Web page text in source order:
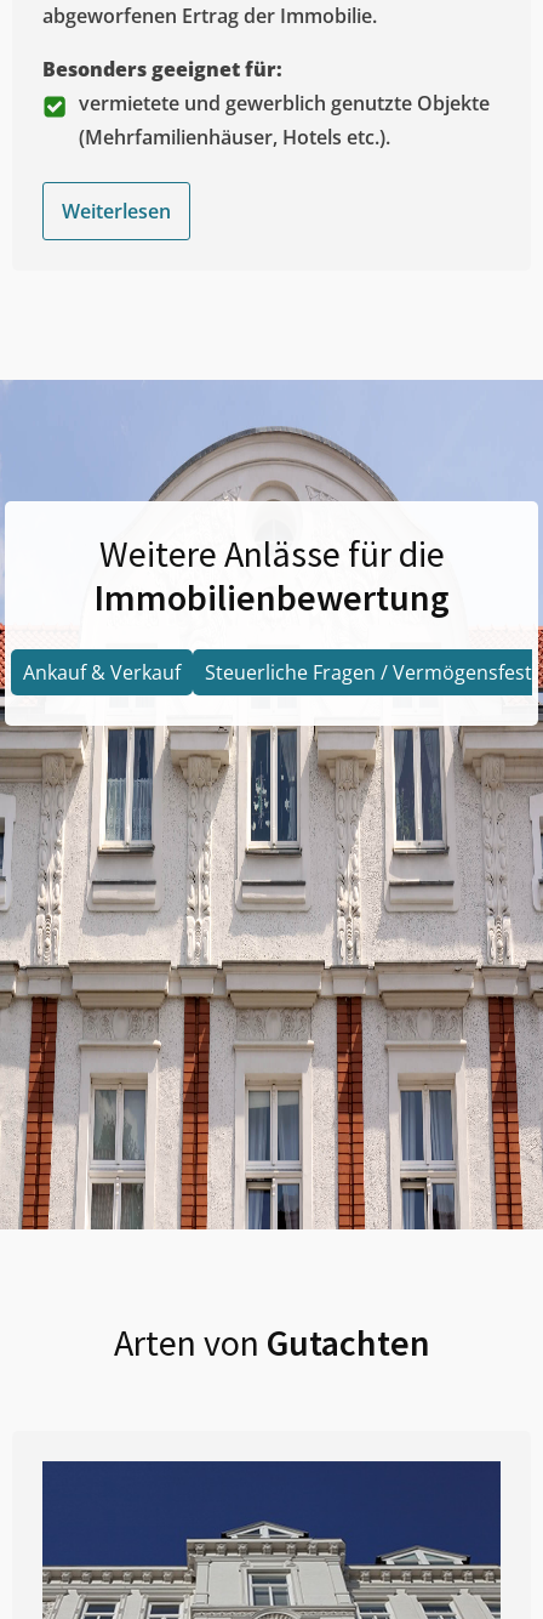
abgeworfenen Ertrag der Immobilie.
Besonders geeignet für:
vermietete und gewerblich genutzte Objekte
(Mehrfamilienhäuser, Hotels etc.).
Weiterlesen
Weitere Anlässe für die
Immobilienbewertung
Ankauf & Verkauf Steuerliche Fragen /
Arten von Gutachten